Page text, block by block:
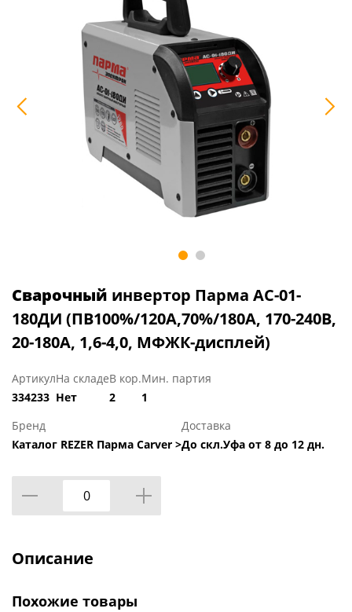
Сварочный инвертор Парма АС-01-
180ДИ (ПВ100%/120А,70%/180А, 170-240В,
20-180А, 1,6-4,0, МФЖК-дисплей)
Артикул
334233
На складе
Нет
В кор.
2
Мин. партия
1
Бренд
Каталог REZER Парма Carver >
Доставка
До скл.Уфа от 8 до 12 дн.
Описание
Похожие товары